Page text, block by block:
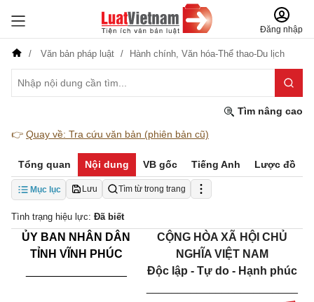
Đăng nhập
Văn bản pháp luật Hành chính, Văn hóa-Thể thao-Du lịch
Tìm nâng cao
👉 Quay về: Tra cứu văn bản (phiên bản cũ)
Tổng quan Nội dung VB gốc Tiếng Anh Lược đồ
Mục lục Lưu Tìm từ trong trang
Tình trạng hiệu lực: Đã biết
ỦY BAN NHÂN DÂN
TỈNH VĨNH PHÚC
CỘNG HÒA XÃ HỘI CHỦ
NGHĨA VIỆT NAM
Độc lập - Tự do - Hạnh phúc